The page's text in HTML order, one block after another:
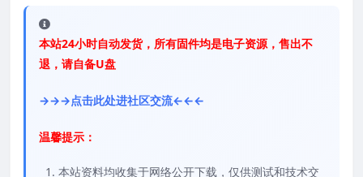
本站24小时自动发货，所有固件均是电子资源，售出不
退，请自备U盘
→→→点击此处进社区交流←←←
温馨提示：
本站资料均收集于网络公开下载，仅供测试和技术交